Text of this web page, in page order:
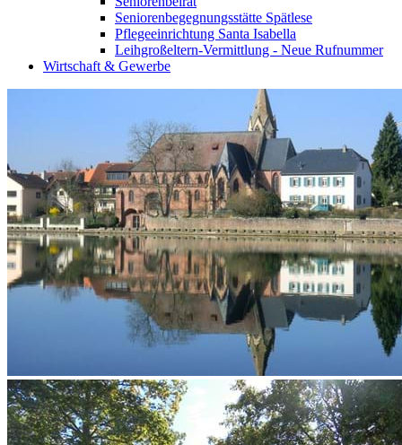
Seniorenbegegnungsstätte Spätlese
Pflegeeinrichtung Santa Isabella
Leihgroßeltern-Vermittlung - Neue Rufnummer
Wirtschaft & Gewerbe